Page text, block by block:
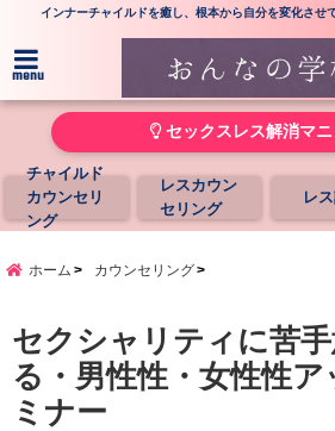
インナーチャイルドを癒し、根本から自分を変化させ
menu
セックスレス解消マ
チャイルド
カウンセリ
ング
レスカウン
セリング
レ
ホーム カウンセリング
セクシャリティに苦
る・男性性・女性性
ミナー